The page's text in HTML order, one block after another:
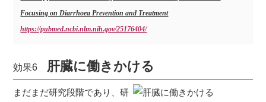
Focusing on Diarrhoea Prevention and Treatment
https://pubmed.ncbi.nlm.nih.gov/25176404/
効果6 肝臓に働きかける
まだまだ研究段階であり、研